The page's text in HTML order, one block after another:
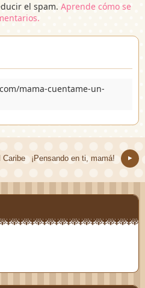
el spam. Aprende cómo se
mama-cuentame-un-
Caribe ¡Pensando en ti, mamá!